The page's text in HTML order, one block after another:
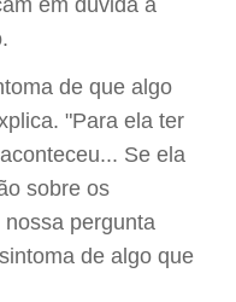
em dúvida a
de que algo
"Para ela ter
Se ela
sobre os
pergunta
de algo que